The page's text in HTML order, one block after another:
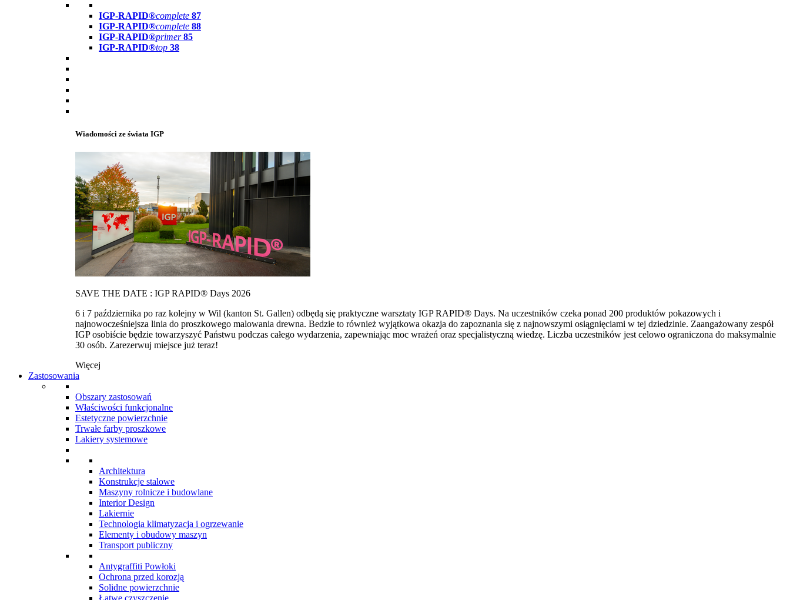
IGP-RAPID®complete 87
IGP-RAPID®complete 88
IGP-RAPID®primer 85
IGP-RAPID®top 38
Wiadomości ze świata IGP
SAVE THE DATE : IGP RAPID® Days 2026
6 i 7 października po raz kolejny w Wil (kanton St. Gallen) odbędą się praktyczne warsztaty IGP RAPID® Days. Na uczestników czeka ponad 200 produktów pokazowych i
najnowocześniejsza linia do proszkowego malowania drewna. Bedzie to również wyjątkowa okazja do zapoznania się z najnowszymi osiągnięciami w tej dziedzinie. Zaangażowany zespół
IGP osobiście będzie towarzyszyć Państwu podczas całego wydarzenia, zapewniając moc wrażeń oraz specjalistyczną wiedzę. Liczba uczestników jest celowo ograniczona do maksymalnie
30 osób. Zarezerwuj miejsce już teraz!
Więcej
Zastosowania
Obszary zastosowań
Właściwości funkcjonalne
Estetyczne powierzchnie
Trwałe farby proszkowe
Lakiery systemowe
Architektura
Konstrukcje stalowe
Maszyny rolnicze i budowlane
Interior Design
Lakiernie
Technologia klimatyzacja i ogrzewanie
Elementy i obudowy maszyn
Transport publiczny
Antygraffiti Powłoki
Ochrona przed korozją
Solidne powierzchnie